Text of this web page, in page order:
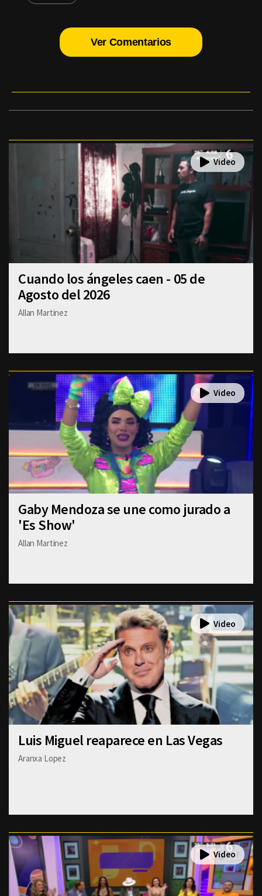
Ver Comentarios
Cuando los ángeles caen - 05 de
Agosto del 2026
Allan Martinez
Gaby Mendoza se une como jurado a
'Es Show'
Allan Martinez
Luis Miguel reaparece en Las Vegas
Aranxa Lopez